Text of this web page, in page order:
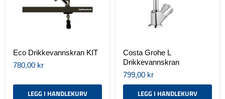
Eco Drikkevannskran KIT
780,00 kr
LEGG I HANDLEKURV
Costa Grohe L
Drikkevannskran
799,00 kr
LEGG I HANDLEKURV